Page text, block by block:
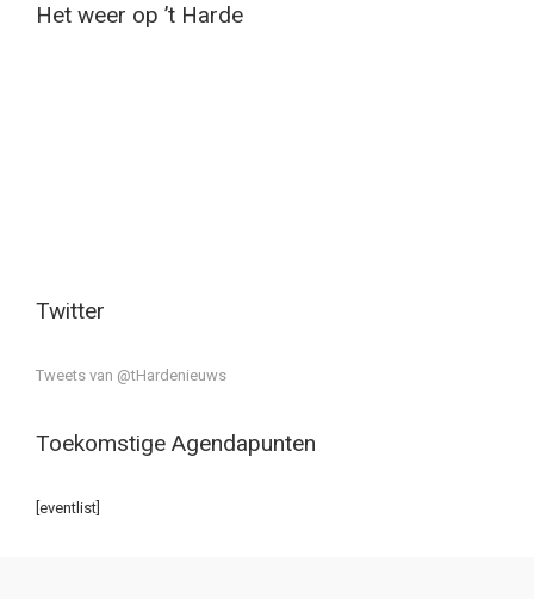
Het weer op ’t Harde
Twitter
Tweets van @tHardenieuws
Toekomstige Agendapunten
[eventlist]